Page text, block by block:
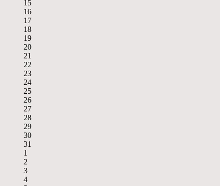
15
16
17
18
19
20
21
22
23
24
25
26
27
28
29
30
31
1
2
3
4